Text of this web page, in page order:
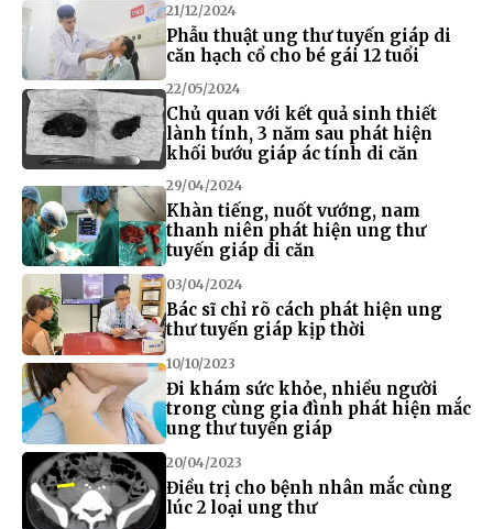
21/12/2024
Phẫu thuật ung thư tuyến giáp di
căn hạch cổ cho bé gái 12 tuổi
22/05/2024
Chủ quan với kết quả sinh thiết
lành tính, 3 năm sau phát hiện
khối bướu giáp ác tính di căn
29/04/2024
Khàn tiếng, nuốt vướng, nam
thanh niên phát hiện ung thư
tuyến giáp di căn
03/04/2024
Bác sĩ chỉ rõ cách phát hiện ung
thư tuyến giáp kịp thời
10/10/2023
Đi khám sức khỏe, nhiều người
trong cùng gia đình phát hiện mắc
ung thư tuyến giáp
20/04/2023
Điều trị cho bệnh nhân mắc cùng
lúc 2 loại ung thư